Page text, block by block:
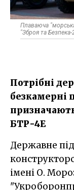
Плаваюча
"Зброя та
Потрібні
безкамерні
БТР-4Е
Державне підприємство "Харківське
імені О.